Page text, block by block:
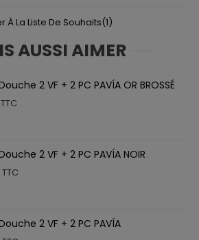
À La Liste De Souhaits(1)
AUSSI AIMER
2 VF + 2 PC PAVÍA OR BROSSÉ
TTC
2 VF + 2 PC PAVÍA NOIR
TTC
2 VF + 2 PC PAVÍA